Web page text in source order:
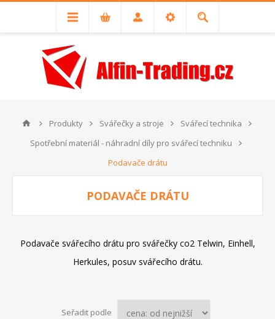
Produkty Svářečky a stroje
Svářecí technika
Spotřební materiál - náhradní díly pro svářecí techniku
Podavače drátu
PODAVAČE DRÁTU
Podavače svářecího drátu pro svářečky co2 Telwin, Einhell,
Herkules, posuv svářecího drátu.
Seřadit podle